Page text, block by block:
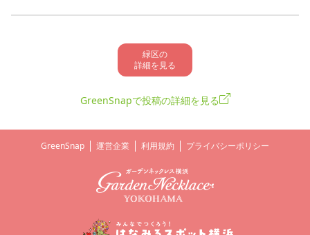
緑区の
詳細を見る
GreenSnapで投稿の詳細を見る
GreenSnap 運営企業 利用規約 プライバシーポリシー